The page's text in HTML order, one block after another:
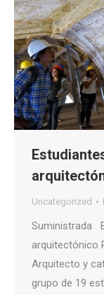
Uncategorized
Suministrada
arquitectónico
Arquitecto y
grupo de 19